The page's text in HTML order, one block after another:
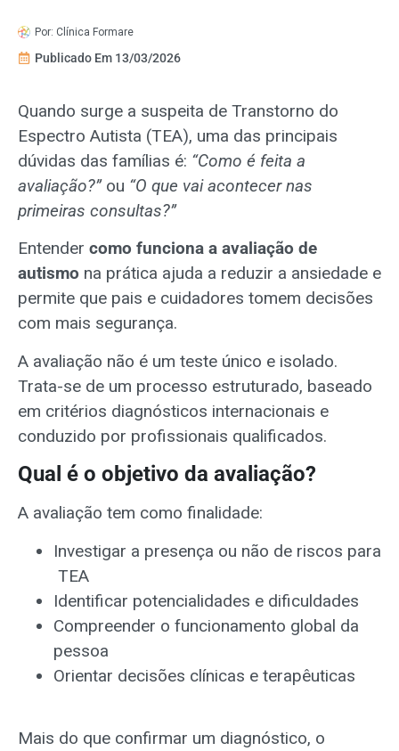
Por: Clínica Formare
Publicado Em 13/03/2026
Quando surge a suspeita de Transtorno do
Espectro Autista (TEA), uma das principais
dúvidas das famílias é: “Como é feita a
avaliação?”ou “O que vai acontecer nas
primeiras consultas?”
Entender como funciona a avaliação de
autismo na prática ajuda a reduzir a ansiedade e
permite que pais e cuidadores tomem decisões
com mais segurança.
A avaliação não é um teste único e isolado.
Trata-se de um processo estruturado, baseado
em critérios diagnósticos internacionais e
conduzido por profissionais qualificados.
Qual é o objetivo da avaliação?
A avaliação tem como finalidade:
Investigar a presença ou não de riscos para
TEA
Identificar potencialidades e dificuldades
Compreender o funcionamento global da
pessoa
Orientar decisões clínicas e terapêuticas
Mais do que confirmar um diagnóstico, o